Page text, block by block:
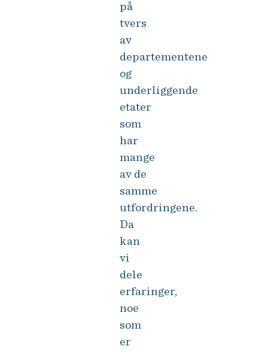
på
tvers
av
departementene
og
underliggende
etater
som
har
mange
av de
samme
utfordringene.
Da
kan
vi
dele
erfaringer,
noe
som
er